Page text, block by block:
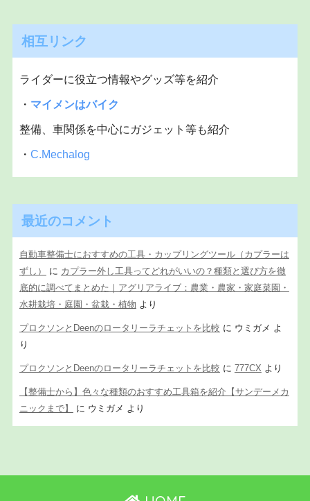
相互リンク
ライダーに役立つ情報やグッズ等を紹介
・ マイメンはバイク
整備、車関係を中心にガジェット等も紹介
・ C.Mechalog
最近のコメント
自動車整備士におすすめの工具・カップリングツール（カプラーは
ずし）
に カプラー外し工具ってどれがいいの？種類と選び方を徹
底的に調べてまとめた｜アグリアライブ：農業・農家・家庭菜園・
水耕栽培・庭園・盆栽・植物 より
プロクソンとDeenのロータリーラチェットを比較 に ウミガメ よ
り
プロクソンとDeenのロータリーラチェットを比較 に 777CX より
【整備士から】色々な種類のおすすめ工具箱を紹介【サンデーメカ
ニックまで】
に ウミガメ より